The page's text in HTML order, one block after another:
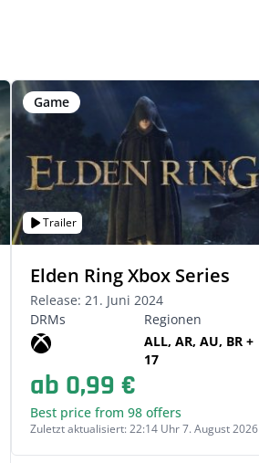
Game
Trailer
Elden Ring Xbox Series
Release: 21. Juni 2024
DRMs
Regionen
ALL, AR, AU, BR +
17
ab 0,99 €
Best price from 98 offers
Zuletzt aktualisiert: 22:14 Uhr 7. August 2026